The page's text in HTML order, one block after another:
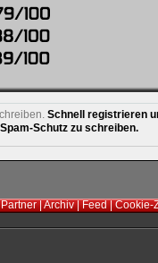
Schnell registrieren
Schutz zu schreiben.
Partner|Archiv|Feed|Cookie-